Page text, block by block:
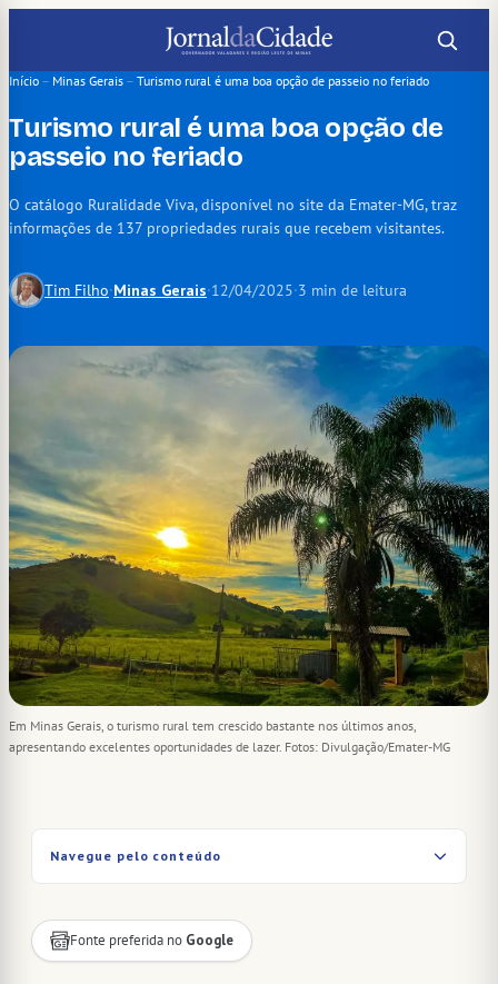
o
Início – Minas Gerais – Turismo rural é uma boa opção de passeio no feriado
Turismo rural é uma boa opção de
passeio no feriado
O catálogo Ruralidade Viva, disponível no site da Emater-MG, traz
informações de 137 propriedades rurais que recebem visitantes.
Tim Filho·Minas Gerais·12/04/2025·3 min de leitura
Em Minas Gerais, o turismo rural tem crescido bastante nos últimos anos,
apresentando excelentes oportunidades de lazer. Fotos: Divulgação/Emater-MG
Navegue pelo conteúdo
Fonte preferida no Google